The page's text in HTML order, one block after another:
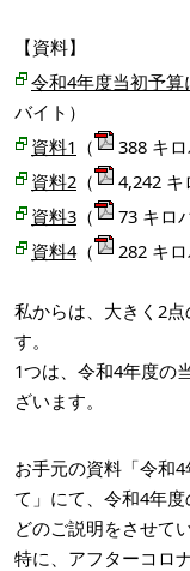
【資料】
令和4年度当初予算
バイト）
資料1 （
388 キロ
資料2 （ 4,242 キ
資料3 （ 73 キロ
資料4（ 282 キロ
私からは、大きく2
す。
1つは、令和4年度の
ざいます。
お手元の資料「令和
て」にて、令和4年
どのご説明をさせて
特に、アフターコロ